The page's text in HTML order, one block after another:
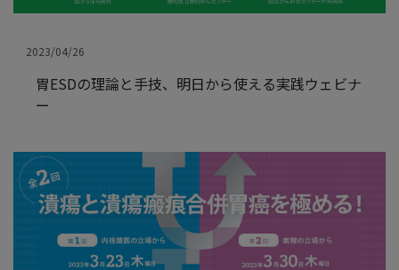
2023/04/26
胃ESDの理論と手技、明日から使える実践ウェビナ
ー